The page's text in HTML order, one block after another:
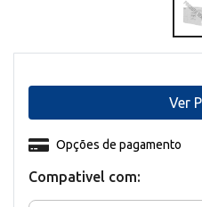
Compativel com:
Opções de pagamento
Ver